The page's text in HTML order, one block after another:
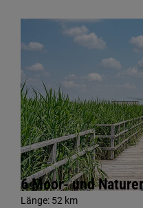
6 Moor- und
Länge: 52 km